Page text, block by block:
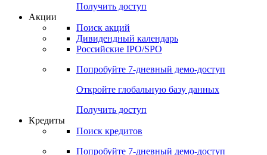
Получить доступ
Акции
Поиск акций
Дивидендный календарь
Российские IPO/SPO
Попробуйте 7-дневный демо-доступ
Откройте глобальную базу данных
Получить доступ
Кредиты
Поиск кредитов
Попробуйте 7-дневный демо-доступ